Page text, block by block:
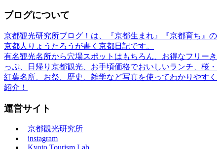
ブログについて
京都観光研究所ブログ！は、『京都生まれ』『京都育ち』の
京都人りょうたろうが書く京都日記です。
有名観光名所から穴場スポットはもちろん、お得なフリーき
っぷ、日帰り京都観光、お手頃価格でおいしいランチ、桜・
紅葉名所、お祭、歴史、雑学など写真を使ってわかりやすく
紹介！
運営サイト
京都観光研究所
instagram